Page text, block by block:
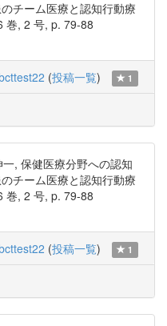
チーム医療と認知行動療
巻, 2 号, p. 79-88
(投稿一覧) 1
, 保健医療分野への認知
チーム医療と認知行動療
巻, 2 号, p. 79-88
(投稿一覧) 1